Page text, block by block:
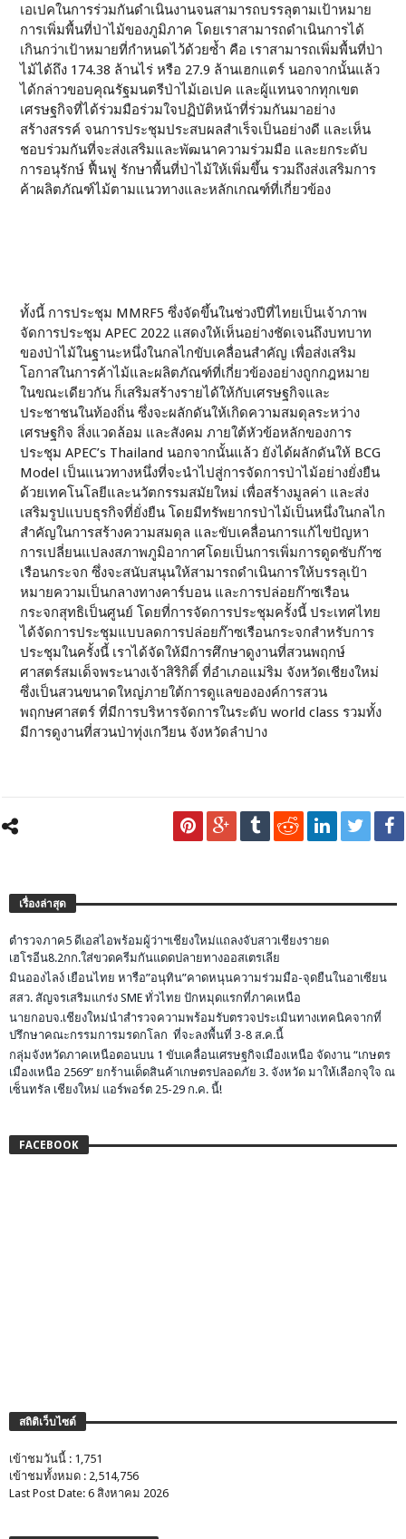
เอเปคในการร่วมกันดำเนินงานจนสามารถบรรลุตามเป้าหมาย
การเพิ่มพื้นที่ป่าไม้ของภูมิภาค โดยเราสามารถดำเนินการได้
เกินกว่าเป้าหมายที่กำหนดไว้ด้วยซ้ำ คือ เราสามารถเพิ่มพื้นที่ป่า
ไม้ได้ถึง 174.38 ล้านไร่ หรือ 27.9 ล้านเฮกแตร์ นอกจากนั้นแล้ว
ได้กล่าวขอบคุณรัฐมนตรีป่าไม้เอเปค และผู้แทนจากทุกเขต
เศรษฐกิจที่ได้ร่วมมือร่วมใจปฏิบัติหน้าที่ร่วมกันมาอย่าง
สร้างสรรค์ จนการประชุมประสบผลสำเร็จเป็นอย่างดี และเห็น
ชอบร่วมกันที่จะส่งเสริมและพัฒนาความร่วมมือ และยกระดับ
การอนุรักษ์ ฟื้นฟู รักษาพื้นที่ป่าไม้ให้เพิ่มขึ้น รวมถึงส่งเสริมการ
ค้าผลิตภัณฑ์ไม้ตามแนวทางและหลักเกณฑ์ที่เกี่ยวข้อง
ทั้งนี้ การประชุม MMRF5 ซึ่งจัดขึ้นในช่วงปีที่ไทยเป็นเจ้าภาพ
จัดการประชุม APEC 2022 แสดงให้เห็นอย่างชัดเจนถึงบทบาท
ของป่าไม้ในฐานะหนึ่งในกลไกขับเคลื่อนสำคัญ เพื่อส่งเสริม
โอกาสในการค้าไม้และผลิตภัณฑ์ที่เกี่ยวข้องอย่างถูกกฎหมาย
ในขณะเดียวกัน ก็เสริมสร้างรายได้ให้กับเศรษฐกิจและ
ประชาชนในท้องถิ่น ซึ่งจะผลักดันให้เกิดความสมดุลระหว่าง
เศรษฐกิจ สิ่งแวดล้อม และสังคม ภายใต้หัวข้อหลักของการ
ประชุม APEC’s Thailand นอกจากนั้นแล้ว ยังได้ผลักดันให้ BCG
Model เป็นแนวทางหนึ่งที่จะนำไปสู่การจัดการป่าไม้อย่างยั่งยืน
ด้วยเทคโนโลยีและนวัตกรรมสมัยใหม่ เพื่อสร้างมูลค่า และส่ง
เสริมรูปแบบธุรกิจที่ยั่งยืน โดยมีทรัพยากรป่าไม้เป็นหนึ่งในกลไก
สำคัญในการสร้างความสมดุล และขับเคลื่อนการแก้ไขปัญหา
การเปลี่ยนแปลงสภาพภูมิอากาศโดยเป็นการเพิ่มการดูดซับก๊าซ
เรือนกระจก ซึ่งจะสนับสนุนให้สามารถดำเนินการให้บรรลุเป้า
หมายความเป็นกลางทางคาร์บอน และการปล่อยก๊าซเรือน
กระจกสุทธิเป็นศูนย์ โดยที่การจัดการประชุมครั้งนี้ ประเทศไทย
ได้จัดการประชุมแบบลดการปล่อยก๊าซเรือนกระจกสำหรับการ
ประชุมในครั้งนี้ เราได้จัดให้มีการศึกษาดูงานที่สวนพฤกษ์
ศาสตร์สมเด็จพระนางเจ้าสิริกิติ์ ที่อำเภอแม่ริม จังหวัดเชียงใหม่
ซึ่งเป็นสวนขนาดใหญ่ภายใต้การดูแลขององค์การสวน
พฤกษศาสตร์ ที่มีการบริหารจัดการในระดับ world class รวมทั้ง
มีการดูงานที่สวนป่าทุ่งเกวียน จังหวัดลำปาง
เรื่องล่าสุด
ตำรวจภาค5 ดีเอสไอพร้อมผู้ว่าฯเชียงใหม่แถลงจับสาวเชียงรายด
เฮโรอีน8.2กก.ใส่ขวดครีมกันแดดปลายทางออสเตรเลีย
มินอองไลง์ เยือนไทย หารือ”อนุทิน”คาดหนุนความร่วมมือ-จุดยืนในอาเซียน
สสว. สัญจรเสริมแกร่ง SME ทั่วไทย ปักหมุดแรกที่ภาคเหนือ
นายกอบจ.เชียงใหม่นำสำรวจความพร้อมรับตรวจประเมินทางเทคนิคจากที่
ปรึกษาคณะกรรมการมรดกโลก ที่จะลงพื้นที่ 3-8 ส.ค.นี้
กลุ่มจังหวัดภาคเหนือตอนบน 1 ขับเคลื่อนเศรษฐกิจเมืองเหนือ จัดงาน “เกษตร
เมืองเหนือ 2569” ยกร้านเด็ดสินค้าเกษตรปลอดภัย 3. จังหวัด มาให้เลือกจุใจ ณ
เซ็นทรัล เชียงใหม่ แอร์พอร์ต 25-29 ก.ค. นี้!
FACEBOOK
สถิติเว็บไซต์
เข้าชมวันนี้ : 1,751
เข้าชมทั้งหมด : 2,514,756
Last Post Date: 6 สิงหาคม 2026